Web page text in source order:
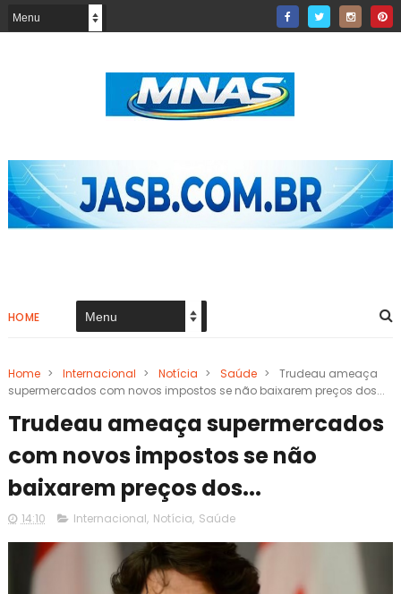
HOME
Home > Internacional > Notícia > Saúde >
Trudeau ameaça
supermercados com novos impostos se não baixarem preços dos...
Trudeau ameaça supermercados
com novos impostos se não
baixarem preços dos...
14:10 Internacional, Notícia, Saúde